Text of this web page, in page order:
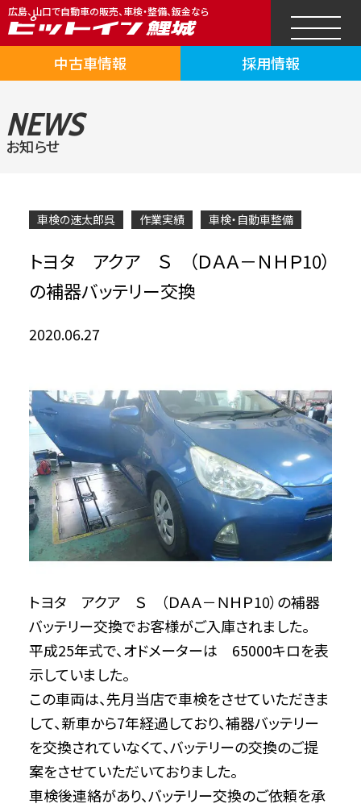
広島、山口で自動車の販売、車検・整備、鈑金なら
中古車情報 採用情報
NEWS
お知らせ
車検の速太郎呉 作業実績 車検・自動車整備
トヨタ アクア Ｓ （ＤＡＡ－ＮＨＰ10）
の補器バッテリー交換
2020.06.27
トヨタ アクア Ｓ （ＤＡＡ－ＮＨＰ10）の補器
バッテリー交換でお客様がご入庫されました。
平成25年式で、オドメーターは 65000キロを表
示していました。
この車両は、先月当店で車検をさせていただきま
して、新車から7年経過しており、補器バッテリー
を交換されていなくて、バッテリーの交換のご提
案をさせていただいておりました。
車検後連絡があり、バッテリー交換のご依頼を承